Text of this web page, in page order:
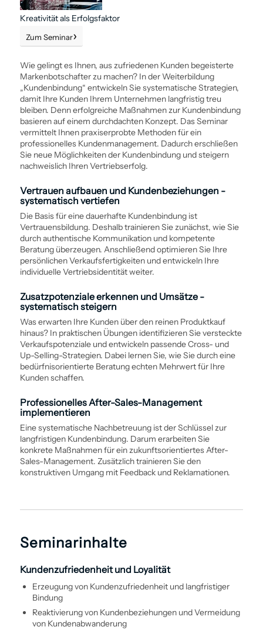
Wie gelingt es Ihnen, aus zufriedenen Kunden begeisterte
Markenbotschafter zu machen? In der Weiter­bildung
„Kunden­bindung“ entwickeln Sie ­systematische Strategien,
damit Ihre Kunden Ihrem Unternehmen langfristig treu
bleiben. Denn erfolgreiche Maßnahmen zur Kunden­bindung
basieren auf einem durchdachten Konzept. Das Seminar
vermittelt Ihnen praxiserprobte Methoden für ein
professionelles Kunden­management. Dadurch erschließen
Sie neue Möglichkeiten der Kunden­bindung und steigern
nachweislich Ihren Vertriebserfolg.
Vertrauen aufbauen und Kundenbeziehungen ­
systematisch vertiefen
Die Basis für eine dauerhafte Kunden­bindung ist
Vertrauens­bildung. Deshalb trainieren Sie zunächst, wie Sie
durch authentische Kommunikation und kompetente
Beratung überzeugen. Anschließend optimieren Sie Ihre
persönlichen Verkaufsfertigkeiten und entwickeln Ihre
individuelle Vertriebsidentität weiter.
Zusatzpotenziale erkennen und Umsätze ­
systematisch steigern
Was erwarten Ihre Kunden über den reinen Produktkauf
hinaus? In praktischen Übungen identifizieren Sie versteckte
Verkaufspotenziale und entwickeln passende Cross- und
Up-Selling-Strategien. Dabei lernen Sie, wie Sie durch eine
bedürfnisorientierte Beratung echten Mehrwert für Ihre
Kunden schaffen.
Professionelles After-Sales-Management
implementieren
Eine ­systematische Nachbetreuung ist der Schlüssel zur
langfristigen Kunden­bindung. Darum erarbeiten Sie
konkrete Maßnahmen für ein zukunftsorientiertes After-
Sales-Management. Zusätzlich trainieren Sie den
konstruktiven Umgang mit Feedback und Reklamationen.
Seminarinhalte
Kundenzufriedenheit und Loyalität
Erzeugung von Kundenzufriedenheit und langfristiger
Bindung
Reaktivierung von Kundenbeziehungen und Vermeidung
von Kundenabwanderung
Kreativität als Erfolgsfaktor
Zum Seminar